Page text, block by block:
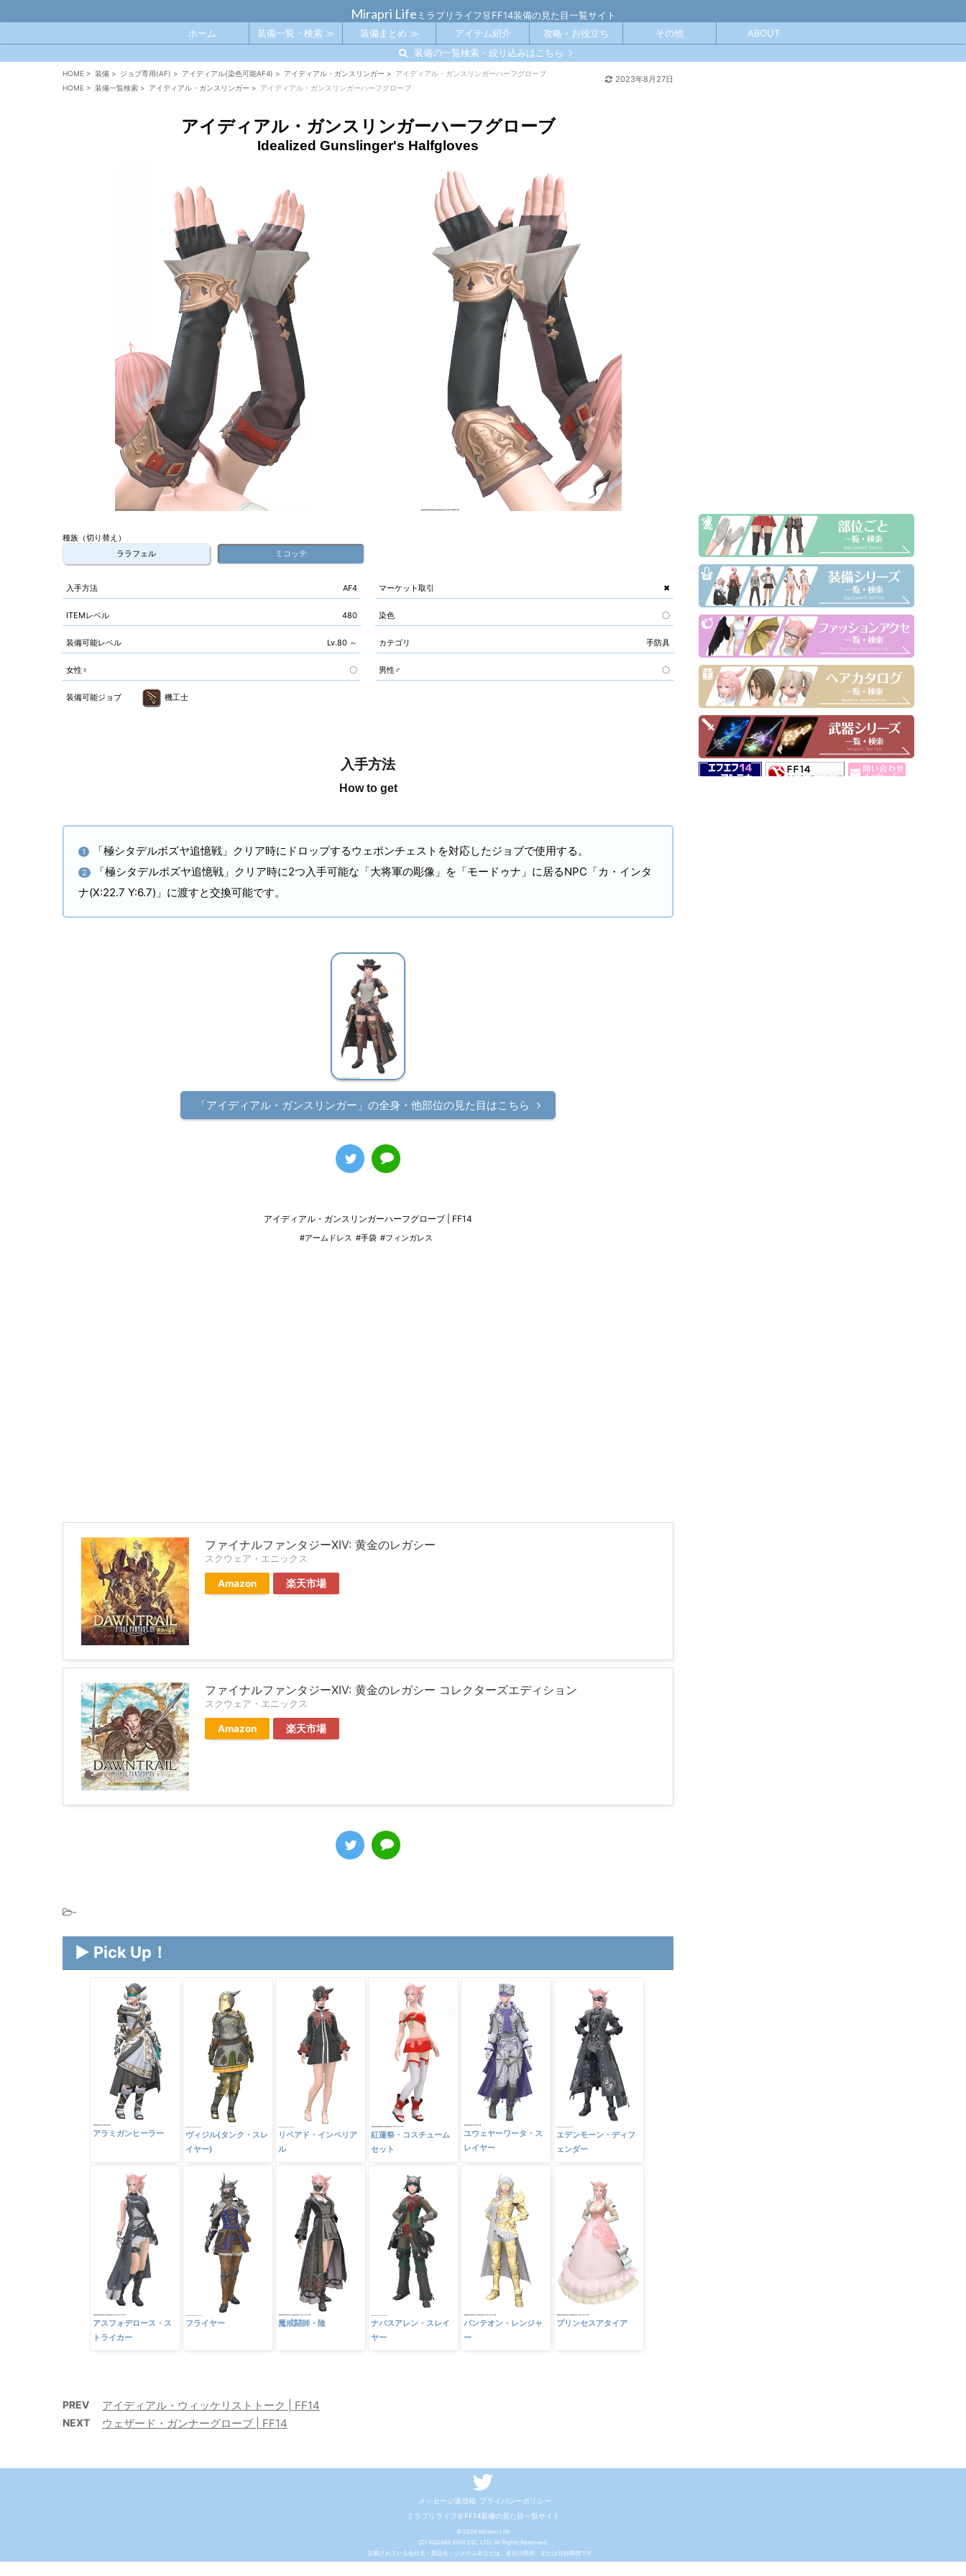
Mirapri Life ミラプリライフ👗FF14装備の見た目一覧サイト
装備の一覧検索・絞り込みはこちら
ホーム 装備一覧・検索 ≫ 装備まとめ ≫ アイテム紹介 攻略・お役立ち その他 ABOUT
HOME > 装備 > ジョブ専用(AF) > アイディアル(染色可能AF4) > アイディアル・ガンスリンガー > アイディアル・ガンスリンガーハーフグローブ
HOME > 装備一覧検索 > アイディアル・ガンスリンガー > アイディアル・ガンスリンガーハーフグローブ
2023年8月27日
アイディアル・ガンスリンガーハーフグローブ
Idealized Gunslinger's Halfgloves
種族（切り替え）
ララフェル
ミコッテ
入手方法 AF4 マーケット取引 ✖
ITEMレベル 480 染色 〇
装備可能レベル Lv.80 ～ カテゴリ 手防具
女性♀ 〇 男性♂ 〇
装備可能ジョブ 機工士
入手方法
How to get
1 「極シタデルボズヤ追憶戦」クリア時にドロップするウェポンチェストを対応したジョブで使用する。
2
「極シタデルボズヤ追憶戦」クリア時に2つ入手可能な「大将軍の彫像」を「モードゥナ」に居るNPC「カ・インタ
ナ(X:22.7 Y:6.7)」に渡すと交換可能です。
「アイディアル・ガンスリンガー」の全身・他部位の見た目はこちら
アイディアル・ガンスリンガーハーフグローブ | FF14
#アームドレス #手袋 #フィンガレス
ファイナルファンタジーXIV: 黄金のレガシー
スクウェア・エニックス
Amazon 楽天市場
ファイナルファンタジーXIV: 黄金のレガシー コレクターズエディション
スクウェア・エニックス
Amazon 楽天市場
-
▶ Pick Up！
アラミガンヒーラー
ヴィジル(タンク・スレ
イヤー)
リペアド・インペリア
ル
紅蓮祭・コスチューム
セット
ユウェヤーワータ・ス
レイヤー
エデンモーン・ディフ
ェンダー
アスフォデロース・ス
トライカー
フライヤー 魔戒闘師・陰
ナバスアレン・スレイ
ヤー
パンテオン・レンジャ
ー
プリンセスアタイア
PREV アイディアル・ウィッケリストトーク | FF14
NEXT ウェザード・ガンナーグローブ | FF14
メッセージ送信箱 プライバシーポリシー
ミラプリライフ👗FF14装備の見た目一覧サイト
© 2026 Mirapri Life
(C) SQUARE ENIX CO., LTD. All Rights Reserved.
記載されている会社名・製品名・システム名などは、各社の商標、または登録商標です。